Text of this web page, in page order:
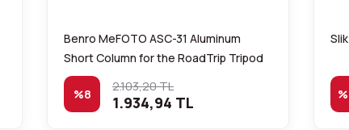
Benro MeFOTO ASC-31 Aluminum
Short Column for the RoadTrip Tripod
%8 2.103,20 TL
1.934,94 TL